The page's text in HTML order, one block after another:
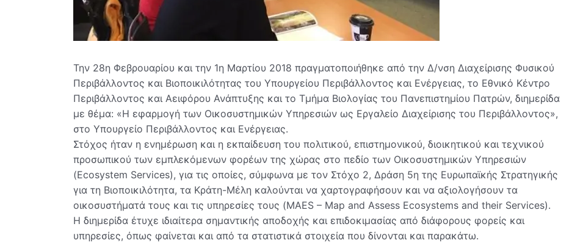
Την 28η Φεβρουαρίου και την 1η Μαρτίου 2018 πραγματοποιήθηκε από την Δ/νση Διαχείρισης Φυσικού
Περιβάλλοντος και Βιοποικιλότητας του Υπουργείου Περιβάλλοντος και Ενέργειας, το Εθνικό Κέντρο
Περιβάλλοντος και Αειφόρου Ανάπτυξης και το Τμήμα Βιολογίας του Πανεπιστημίου Πατρών, διημερίδα
με θέμα: «Η εφαρμογή των Οικοσυστημικών Υπηρεσιών ως Εργαλείο Διαχείρισης του Περιβάλλοντος»,
στο Υπουργείο Περιβάλλοντος και Ενέργειας.
Στόχος ήταν η ενημέρωση και η εκπαίδευση του πολιτικού, επιστημονικού, διοικητικού και τεχνικού
προσωπικού των εμπλεκόμενων φορέων της χώρας στο πεδίο των Οικοσυστημικών Υπηρεσιών
(Ecosystem Services), για τις οποίες, σύμφωνα με τον Στόχο 2, Δράση 5η της Ευρωπαϊκής Στρατηγικής
για τη Βιοποικιλότητα, τα Κράτη-Μέλη καλούνται να χαρτογραφήσουν και να αξιολογήσουν τα
οικοσυστήματά τους και τις υπηρεσίες τους (MAES – Map and Assess Ecosystems and their Services).
Η διημερίδα έτυχε ιδιαίτερα σημαντικής αποδοχής και επιδοκιμασίας από διάφορους φορείς και
υπηρεσίες, όπως φαίνεται και από τα στατιστικά στοιχεία που δίνονται και παρακάτω.